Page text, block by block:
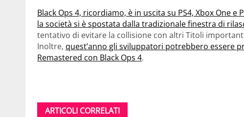
Black Ops 4, ricordiamo, è in uscita su PS4, Xbox One e
la società si è spostata dalla tradizionale finestra di
tentativo di evitare la collisione con altri Titoli
Inoltre, quest’anno gli sviluppatori potrebbero essere
Remastered con Black Ops 4.
ARTICOLI CORRELATI